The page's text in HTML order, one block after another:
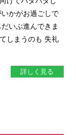
かがお過ごしで
いぶ進んできま
しまうのも 失礼
詳しく見る